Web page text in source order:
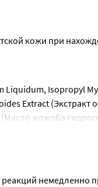
кожи при
Liquidum, Isopropyl
Extract (Экстракт
жожоба
немедленно